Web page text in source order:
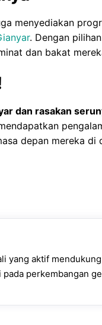
menyediakan
. Dengan
dan bakat
dan rasakan
depan mereka di
yang aktif
perkembangan